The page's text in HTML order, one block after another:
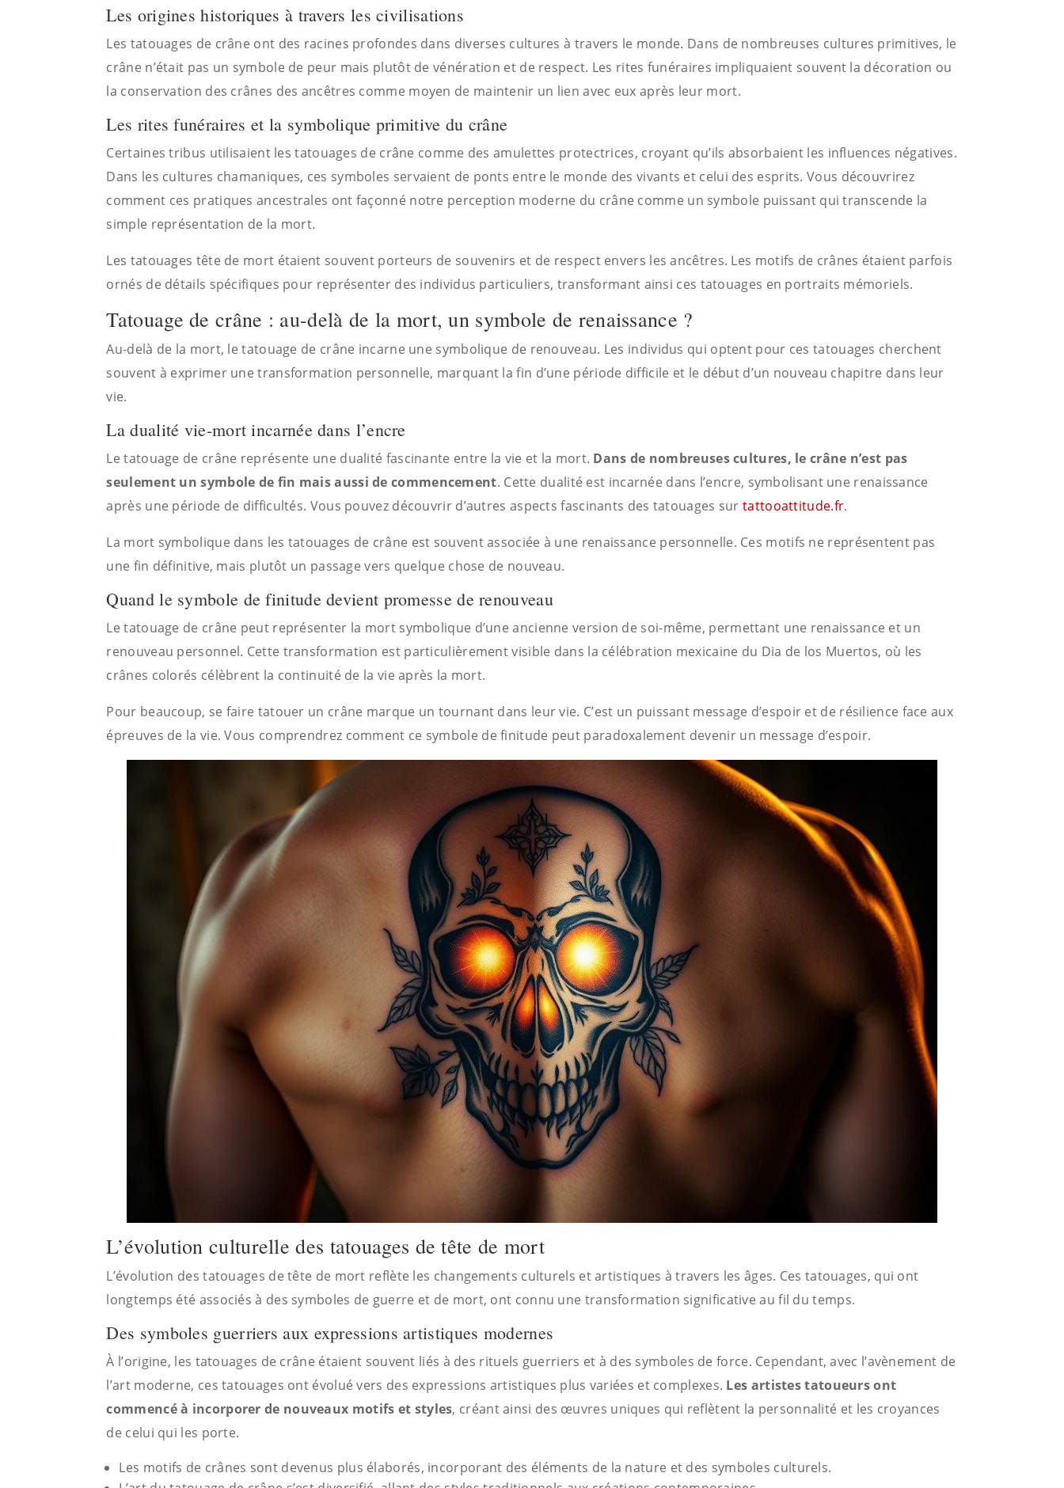
Les origines historiques à travers les civilisations
Les tatouages de crâne ont des racines profondes dans diverses cultures à travers le monde. Dans de nombreuses cultures primitives, le
crâne n’était pas un symbole de peur mais plutôt de vénération et de respect. Les rites funéraires impliquaient souvent la décoration ou
la conservation des crânes des ancêtres comme moyen de maintenir un lien avec eux après leur mort.
Les rites funéraires et la symbolique primitive du crâne
Certaines tribus utilisaient les tatouages de crâne comme des amulettes protectrices, croyant qu’ils absorbaient les influences négatives.
Dans les cultures chamaniques, ces symboles servaient de ponts entre le monde des vivants et celui des esprits. Vous découvrirez
comment ces pratiques ancestrales ont façonné notre perception moderne du crâne comme un symbole puissant qui transcende la
simple représentation de la mort.
Les tatouages tête de mort étaient souvent porteurs de souvenirs et de respect envers les ancêtres. Les motifs de crânes étaient parfois
ornés de détails spécifiques pour représenter des individus particuliers, transformant ainsi ces tatouages en portraits mémoriels.
Tatouage de crâne : au-delà de la mort, un symbole de renaissance ?
Au-delà de la mort, le tatouage de crâne incarne une symbolique de renouveau. Les individus qui optent pour ces tatouages cherchent
souvent à exprimer une transformation personnelle, marquant la fin d’une période difficile et le début d’un nouveau chapitre dans leur
vie.
La dualité vie-mort incarnée dans l’encre
Le tatouage de crâne représente une dualité fascinante entre la vie et la mort. Dans de nombreuses cultures, le crâne n’est pas
seulement un symbole de fin mais aussi de commencement. Cette dualité est incarnée dans l’encre, symbolisant une renaissance
après une période de difficultés. Vous pouvez découvrir d’autres aspects fascinants des tatouages surtattooattitude.fr.
La mort symbolique dans les tatouages de crâne est souvent associée à une renaissance personnelle. Ces motifs ne représentent pas
une fin définitive, mais plutôt un passage vers quelque chose de nouveau.
Quand le symbole de finitude devient promesse de renouveau
Le tatouage de crâne peut représenter la mort symbolique d’une ancienne version de soi-même, permettant une renaissance et un
renouveau personnel. Cette transformation est particulièrement visible dans la célébration mexicaine du Dia de los Muertos, où les
crânes colorés célèbrent la continuité de la vie après la mort.
Pour beaucoup, se faire tatouer un crâne marque un tournant dans leur vie. C’est un puissant message d’espoir et de résilience face aux
épreuves de la vie. Vous comprendrez comment ce symbole de finitude peut paradoxalement devenir un message d’espoir.
L’évolution culturelle des tatouages de tête de mort
L’évolution des tatouages de tête de mort reflète les changements culturels et artistiques à travers les âges. Ces tatouages, qui ont
longtemps été associés à des symboles de guerre et de mort, ont connu une transformation significative au fil du temps.
Des symboles guerriers aux expressions artistiques modernes
À l’origine, les tatouages de crâne étaient souvent liés à des rituels guerriers et à des symboles de force. Cependant, avec l’avènement de
l’art moderne, ces tatouages ont évolué vers des expressions artistiques plus variées et complexes. Les artistes tatoueurs ont
commencé à incorporer de nouveaux motifs et styles, créant ainsi des œuvres uniques qui reflètent la personnalité et les croyances
de celui qui les porte.
Les motifs de crânes sont devenus plus élaborés, incorporant des éléments de la nature et des symboles culturels.